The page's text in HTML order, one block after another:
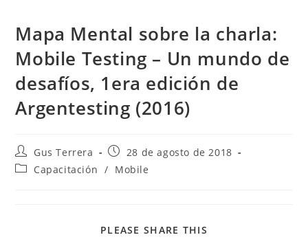
Mapa Mental sobre la charla:
Mobile Testing – Un mundo de
desafíos, 1era edición de
Argentesting (2016)
Gus Terrera
28 de agosto de 2018
Capacitación / Mobile
PLEASE SHARE THIS